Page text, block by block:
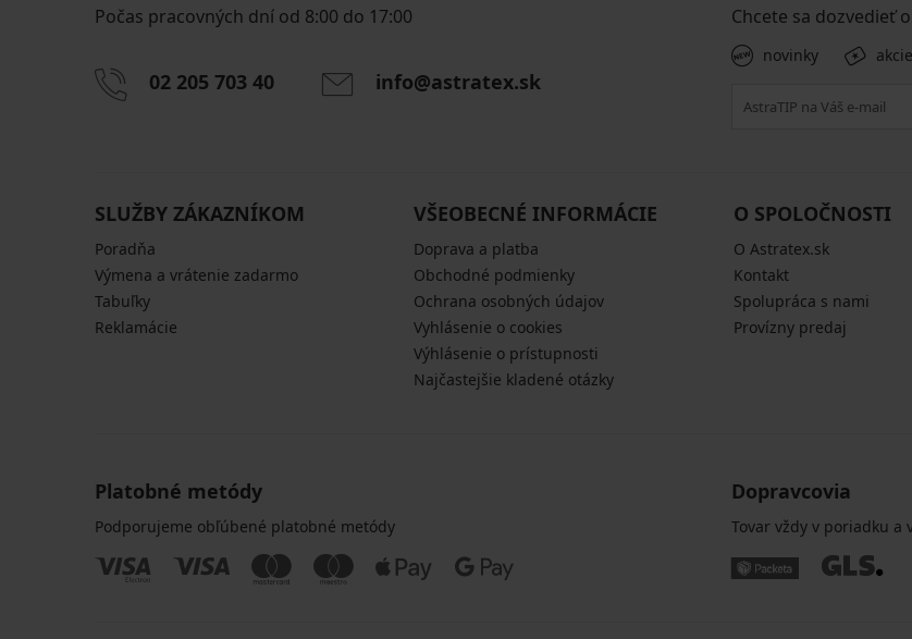
nočná
košieľka
€
dojčiaca
košieľka
nočná
61,99
€
nočná
€
nočná
Dojčiaca
57,99
€
nočná
41,99
Dojčiaca
€
nočná
Počas pracovných dní od 8:00 do 17:00
02 205 703 40 info@astratex.sk
Chcete sa dozvedieť
novinky akcie
SLUŽBY ZÁKAZNÍKOM
Poradňa
Výmena a vrátenie zadarmo
Tabuľky
Reklamácie
VŠEOBECNÉ INFORMÁCIE
Doprava a platba
Obchodné podmienky
Ochrana osobných údajov
Vyhlásenie o cookies
Výhlásenie o prístupnosti
Najčastejšie kladené otázky
O SPOLOČNOSTI
O Astratex.sk
Kontakt
Spolupráca s nami
Provízny predaj
Platobné metódy
Podporujeme obľúbené platobné metódy
Dopravcovia
Tovar vždy v poriadku a